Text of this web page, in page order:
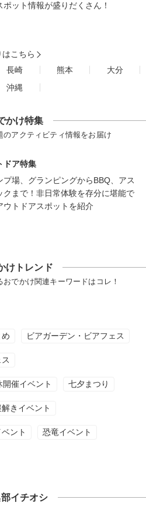
ポット情報が盛りだくさん！
こちら
長崎 熊本
大分
沖縄
かけ特集
のアクティビティ情報をお届け
ドア特集
プ場、グランピングからBBQ、アス
クまで！非日常体験を存分に堪能で
ウトドアスポットを紹介
けトレンド
でかけ関連キーワードはコレ！
ビアガーデン・ビアフェス
催イベント 七夕まつり
解きイベント
ント 恐竜イベント
イチオシ